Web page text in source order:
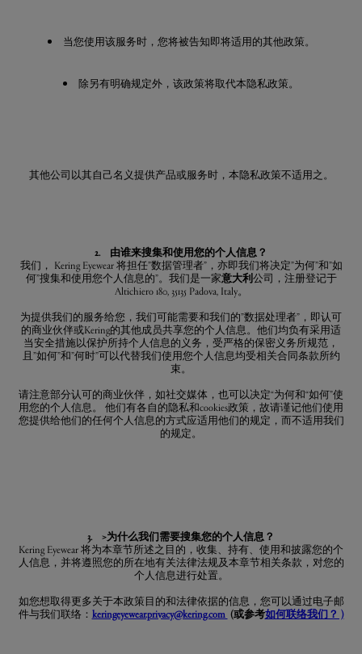
当您使用该服务时，您将被告知即将适用的其他政策。
除另有明确规定外，该政策将取代本隐私政策。
其他公司以其自己名义提供产品或服务时，本隐私政策不适用之。
2. 由谁来搜集和使用您的个人信息？
我们， Kering Eyewear 将担任”数据管理者”，亦即我们将决定”为何”和”如
何”搜集和使用您个人信息的”。我们是一家意大利公司，注册登记于
Altichiero 180, 35135 Padova, Italy。
为提供我们的服务给您，我们可能需要和我们的”数据处理者”，即认可
的商业伙伴或Kering的其他成员共享您的个人信息。他们均负有采用适
当安全措施以保护所持个人信息的义务，受严格的保密义务所规范，
且”如何”和”何时”可以代替我们使用您个人信息均受相关合同条款所约
束。
请注意部分认可的商业伙伴，如社交媒体，也可以决定“为何和“如何”使
用您的个人信息。 他们有各自的隐私和cookies政策，故请谨记他们使用
您提供给他们的任何个人信息的方式应适用他们的规定，而不适用我们
的规定。
3. >为什么我们需要搜集您的个人信息？
Kering Eyewear 将为本章节所述之目的，收集、持有、使用和披露您的个
人信息，并将遵照您的所在地有关法律法规及本章节相关条款，对您的
个人信息进行处置。
如您想取得更多关于本政策目的和法律依据的信息，您可以通过电子邮
件与我们联络： keringeyewear.privacy@kering.com (或参考如何联络我们？ )